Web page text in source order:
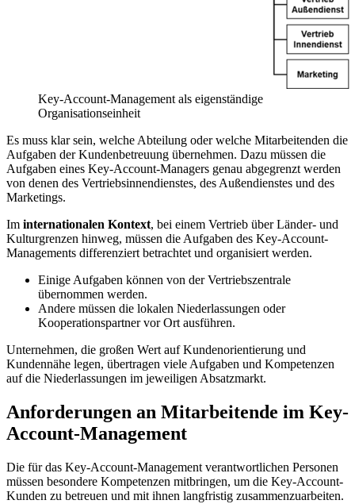
Key-Account-Management als eigenständige
Organisationseinheit
Es muss klar sein, welche Abteilung oder welche Mitarbeitenden die
Aufgaben der Kundenbetreuung übernehmen. Dazu müssen die
Aufgaben eines Key-Account-Managers genau abgegrenzt werden
von denen des Vertriebsinnendienstes, des Außendienstes und des
Marketings.
Im internationalen Kontext, bei einem Vertrieb über Länder- und
Kulturgrenzen hinweg, müssen die Aufgaben des Key-Account-
Managements differenziert betrachtet und organisiert werden.
Einige Aufgaben können von der Vertriebszentrale
übernommen werden.
Andere müssen die lokalen Niederlassungen oder
Kooperationspartner vor Ort ausführen.
Unternehmen, die großen Wert auf Kundenorientierung und
Kundennähe legen, übertragen viele Aufgaben und Kompetenzen
auf die Niederlassungen im jeweiligen Absatzmarkt.
Anforderungen an Mitarbeitende im Key-
Account-Management
Die für das Key-Account-Management verantwortlichen Personen
müssen besondere Kompetenzen mitbringen, um die Key-Account-
Kunden zu betreuen und mit ihnen langfristig zusammenzuarbeiten.